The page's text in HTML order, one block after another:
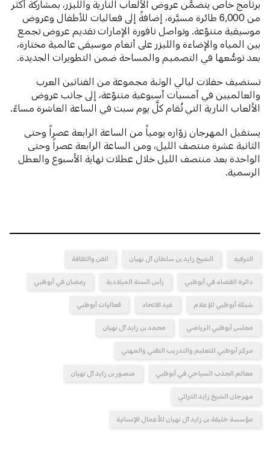
برنامج خاص يتضمَّن عروض الألعاب النارية والليزر، بمشاركة أكثر
من 6,000 طائرة مسيَّرة، إضافةً إلى فعاليات للأطفال وعروض
موسيقية متنوّعة. وتواصل نافورة الإمارات تقديم عروض تجمع
بين المياه والإضاءة والليزر على أنغام موسيقى عالمية مختارة،
بعد توسُّعها في التصميم والمساحة ضمن التطويرات الجديدة.
تستضيف حفلات ليالي الوثبة مجموعة من الفنانين العرب
والعالميين في أمسيات أسبوعية متنوّعة، إلى جانب عروض
الألعاب النارية التي تُقام كلَّ يوم سبت في الساعة العاشرة مساءً.
يستقبل المهرجان زوّاره يومياً من الساعة الرابعة عصراً وحتى
الثانية عشرة منتصف الليل، ومن الساعة الرابعة عصراً وحتى
الواحدة بعد منتصف الليل خلال عطلات نهاية الأسبوع والعطل
الرسمية.
الترفيه الشيخ زايد بن سلطان آل نهيان الفن والثقافة
دائرة القضاء في أبوظبي رأس السنة الميلادية رمضان في أبوظبي
شبكة أبوظبي للإعلام عيد الاتحاد فعاليات أبوظبي
مجلس أبوظبي الرياضي محمد بن زايد آل نهيان
مركز أبوظبي للتعليم والتدريب التقني والمهني
معالم الجذب السياحي في أبوظبي منصور بن زايد آل نهيان
مهرجان الشيخ زايد التراثي
مؤسسة خليفة بن زايد آل نهيان للأعمال الإنسانية